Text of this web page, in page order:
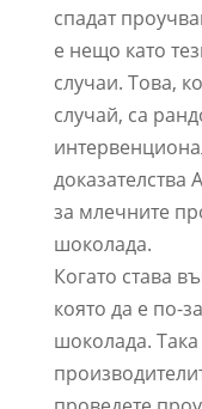
спадат
е нещо като
случаи. Това,
случай, са
доказателства
за млечните
шоколада.
Когато става
която да е по-
шоколада.